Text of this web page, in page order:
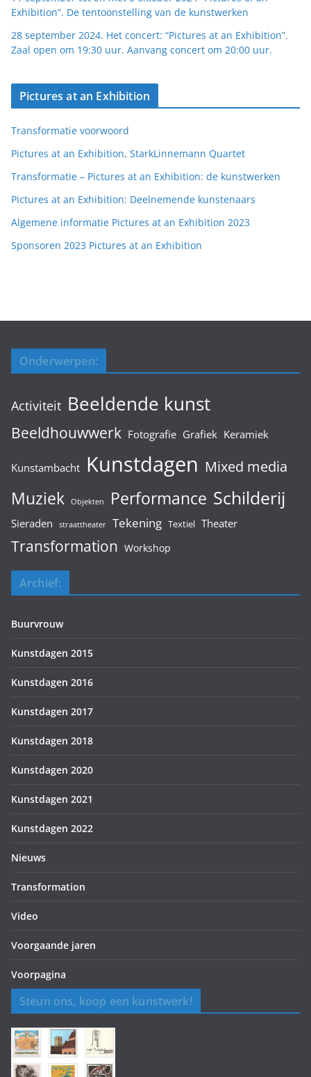
Exhibition”. De tentoonstelling van de kunstwerken
28 september 2024. Het concert: “Pictures at an Exhibition”.
Zaal open om 19:30 uur. Aanvang concert om 20:00 uur.
Pictures at an Exhibition
Transformatie voorwoord
Pictures at an Exhibition, StarkLinnemann Quartet
Transformatie – Pictures at an Exhibition: de kunstwerken
Pictures at an Exhibition: Deelnemende kunstenaars
Algemene informatie Pictures at an Exhibition 2023
Sponsoren 2023 Pictures at an Exhibition
Onderwerpen:
Activiteit Beeldende kunst
Beeldhouwwerk Fotografie Grafiek Keramiek
Kunstambacht Kunstdagen Mixed media
Muziek Objekten Performance Schilderij
Sieraden straattheater Tekening Textiel Theater
Transformation Workshop
Archief:
Buurvrouw
Kunstdagen 2015
Kunstdagen 2016
Kunstdagen 2017
Kunstdagen 2018
Kunstdagen 2020
Kunstdagen 2021
Kunstdagen 2022
Nieuws
Transformation
Video
Voorgaande jaren
Voorpagina
Steun ons, koop een kunstwerk!